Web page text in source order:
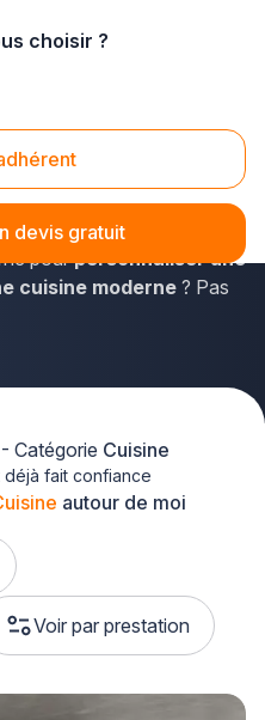
choisir ?
devis gratuit
pour toute
de chez vous. Vous
pourpersonnaliser une
cuisine moderne ? Pas
autour de moi
Voir par prestation
Catégorie Cuisine
déjà fait confiance